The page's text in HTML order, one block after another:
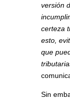
versión
certeza
esto,
que
Sin